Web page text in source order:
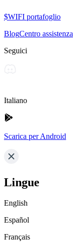
$WIFI portafoglio
BlogCentro assistenza
Seguici
Italiano
Scarica per Android
Lingue
English
Español
Français